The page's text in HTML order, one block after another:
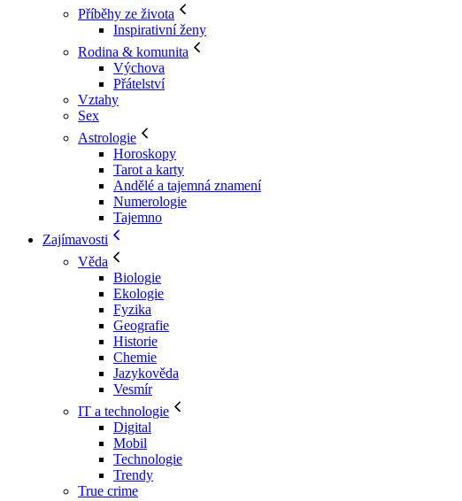
Příběhy ze života
Inspirativní ženy
Rodina & komunita
Výchova
Přátelství
Vztahy
Sex
Astrologie
Horoskopy
Tarot a karty
Andělé a tajemná znamení
Numerologie
Tajemno
Zajímavosti
Věda
Biologie
Ekologie
Fyzika
Geografie
Historie
Chemie
Jazykověda
Vesmír
IT a technologie
Digital
Mobil
Technologie
Trendy
True crime